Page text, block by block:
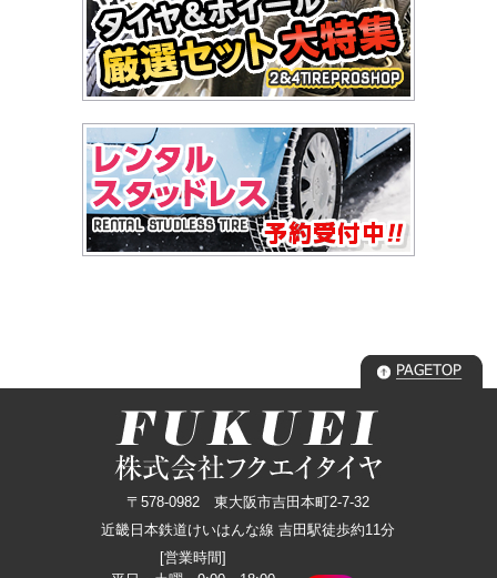
〒578-0982 東大阪市吉田本町2-7-32
近畿日本鉄道けいはんな線 吉田駅徒歩約11分
[営業時間]